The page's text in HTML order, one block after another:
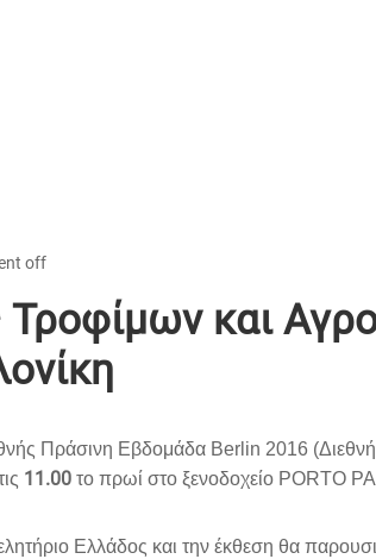
off
και
Πράσινη Εβδομάδα Berlin 2016 (
11.00 το πρωί στο ξενοδοχείο PORTO
Ελλάδος και την έκθεση θα